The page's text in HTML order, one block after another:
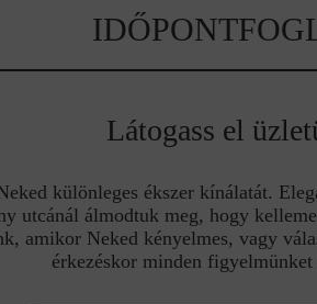
Látogass el
különleges ékszer kínálatát.
utcánál álmodtuk meg, hogy
amikor Neked kényelmes, vagy
érkezéskor minden